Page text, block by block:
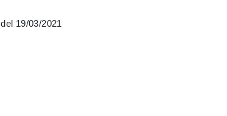
2021 del 19/03/2021